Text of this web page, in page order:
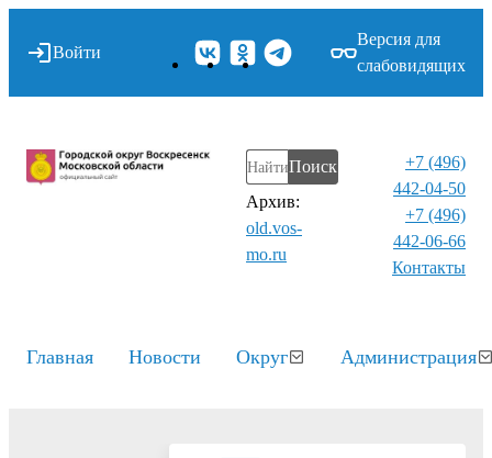
Войти
Версия для
слабовидящих
Поиск
Архив:
old.vos-
mo.ru
+7 (496)
442-04-50
+7 (496)
442-06-66
Контакты⁠
Главная Новости Округ Администрация